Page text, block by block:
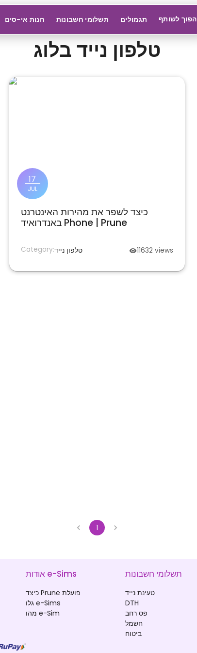
חנות אי-סים תשלומי חשבונות תגמולים הפוך לשותף
טלפון נייד בלוג
17
JUL
כיצד לשפר את מהירות האינטרנט
באנדרואיד Phone | Prune
Category:טלפון נייד 11632 views
1
אודות e-Sims
כיצד Prune פועלת
גלו e-Sims
מהו e-Sim
תשלומי חשבונות
טעינת נייד
DTH
פס רחב
חשמל
ביטוח